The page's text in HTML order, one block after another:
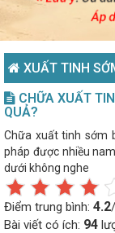
XUẤT TINH
CHỮA XUẤT
QUẢ?
Chữa xuất tinh sớm
pháp được nhiều
dưới không nghe
Điểm trung bình: 4.2
Bài viết có ích: 94